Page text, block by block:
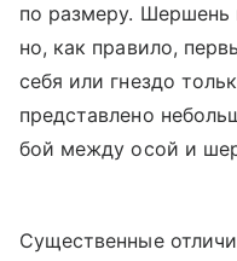
по размеру. Шершень
но, как правило,
себя или гнездо
представлено
бой между осой и
Существенные